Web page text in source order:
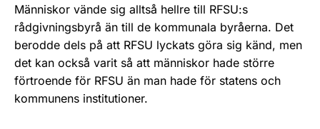
Människor vände sig alltså hellre till RFSU:s
rådgivningsbyrå än till de kommunala byråerna. Det
berodde dels på att RFSU lyckats göra sig känd, men
det kan också varit så att människor hade större
förtroende för RFSU än man hade för statens och
kommunens institutioner.